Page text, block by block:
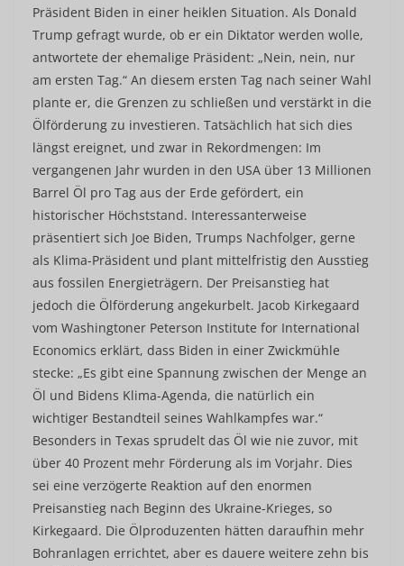
Präsident Biden in einer heiklen Situation. Als Donald
Trump gefragt wurde, ob er ein Diktator werden wolle,
antwortete der ehemalige Präsident: „Nein, nein, nur
am ersten Tag.“ An diesem ersten Tag nach seiner Wahl
plante er, die Grenzen zu schließen und verstärkt in die
Ölförderung zu investieren. Tatsächlich hat sich dies
längst ereignet, und zwar in Rekordmengen: Im
vergangenen Jahr wurden in den USA über 13 Millionen
Barrel Öl pro Tag aus der Erde gefördert, ein
historischer Höchststand. Interessanterweise
präsentiert sich Joe Biden, Trumps Nachfolger, gerne
als Klima-Präsident und plant mittelfristig den Ausstieg
aus fossilen Energieträgern. Der Preisanstieg hat
jedoch die Ölförderung angekurbelt. Jacob Kirkegaard
vom Washingtoner Peterson Institute for International
Economics erklärt, dass Biden in einer Zwickmühle
stecke: „Es gibt eine Spannung zwischen der Menge an
Öl und Bidens Klima-Agenda, die natürlich ein
wichtiger Bestandteil seines Wahlkampfes war.“
Besonders in Texas sprudelt das Öl wie nie zuvor, mit
über 40 Prozent mehr Förderung als im Vorjahr. Dies
sei eine verzögerte Reaktion auf den enormen
Preisanstieg nach Beginn des Ukraine-Krieges, so
Kirkegaard. Die Ölproduzenten hätten daraufhin mehr
Bohranlagen errichtet, aber es dauere weitere zehn bis